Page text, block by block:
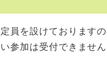
員を設けております
参加は受付できませ